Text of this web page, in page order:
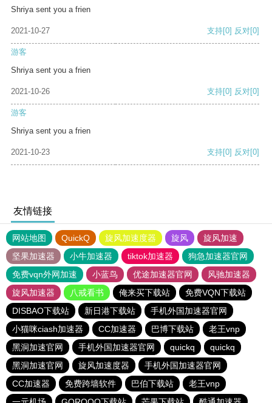
Shriya sent you a frien
2021-10-27 支持[0] 反对[0]
游客
Shriya sent you a frien
2021-10-26 支持[0] 反对[0]
游客
Shriya sent you a frien
2021-10-23 支持[0] 反对[0]
友情链接
网站地图 QuickQ 旋风加速度器 旋风
旋风加速
坚果加速器
小牛加速器 tiktok加速器
狗急加速器官网
免费vqn外网加速
小蓝鸟 优途加速器官网
风驰加速器
旋风加速器
八戒看书 俺来买下载站
免费VQN下载站
DISBAO下载站
新日港下载站
手机外国加速器官网
小猫咪ciash加速器
CC加速器 巴博下载站
老王vnp
黑洞加速官网
手机外国加速器官网 quickq
quickq
黑洞加速官网
旋风加速度器
手机外国加速器官网
CC加速器
免费跨墙软件 巴伯下载站
老王vnp